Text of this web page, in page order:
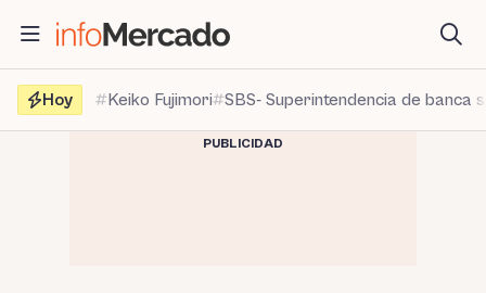
contenido
Hoy
Keiko Fujimori SBS- Superintendencia de banca
PUBLICIDAD